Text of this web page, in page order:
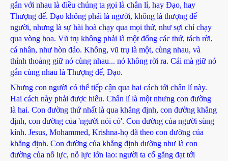
gắn với nhau là điều chúng ta gọi là chân lí, hay Đạo, hay
Thượng đế. Đạo không phải là người, không là thượng đế
người, nhưng là sự hài hoà chạy qua mọi thứ, như sợi chỉ chạy
qua vòng hoa. Vũ trụ không phải là một đống các thứ, tách rời,
cá nhân, như hòn đảo. Không, vũ trụ là một, cùng nhau, và
thỉnh thoảng giữ nó cùng nhau... nó không rời ra. Cái mà giữ nó
gắn cùng nhau là Thượng đế, Đạo.
Nhưng con người có thể tiếp cận qua hai cách tới chân lí này.
Hai cách này phải được hiểu. Chân lí là một nhưng con đường
là hai. Con đường thứ nhất là qua khẳng định, con đường khẳng
định, con đường của 'người nói có'. Con đường của người sùng
kính. Jesus, Mohammed, Krishna-họ đã theo con đường của
khẳng định. Con đường của khẳng định dường như là con
đường của nỗ lực, nỗ lực lớn lao: người ta cố gắng đạt tới